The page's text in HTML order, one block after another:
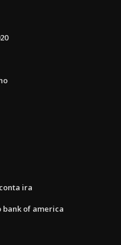
ira
bank of america